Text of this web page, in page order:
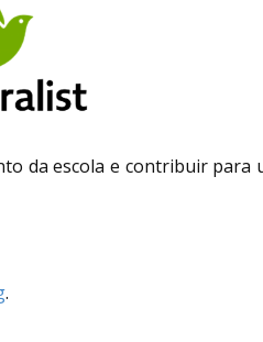
da escola e contribuir para
.